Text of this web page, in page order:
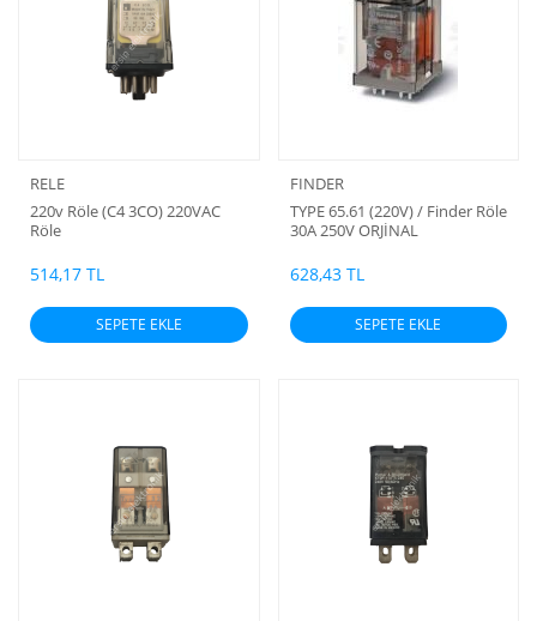
RELE
220v Röle (C4 3CO) 220VAC
Röle
514,17 TL
SEPETE EKLE
FINDER
TYPE 65.61 (220V) / Finder Röle
30A 250V ORJİNAL
628,43 TL
SEPETE EKLE